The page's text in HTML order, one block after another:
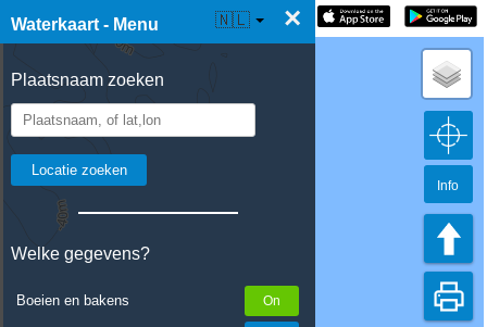
Waterkaart - Menu ×
Plaatsnaam zoeken
Welke gegevens?
Boeien en bakens
☰ Waterkaart Live 🇳🇱
Info